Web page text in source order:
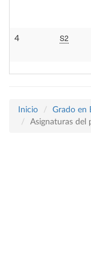
4 S2
Inicio
Grado en
Asignaturas del